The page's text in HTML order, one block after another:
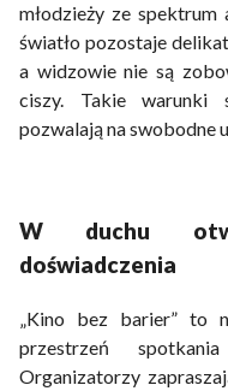
młodzieży ze
światło pozostaje
a widzowie nie są
ciszy. Takie warunki
pozwalają na swobodne
W duchu
doświadczenia
„Kino bez barier” to
przestrzeń
Organizatorzy